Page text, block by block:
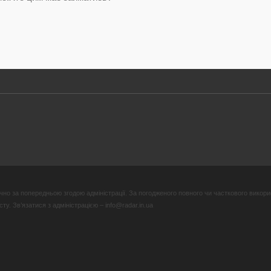
за попередньою згодою адміністрації. За погодженого повного чи часткового
Зв’язатися з адміністрацією – info@radar.in.ua